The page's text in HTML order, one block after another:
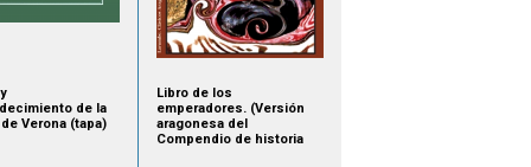
de la
Verona (tapa)
Libro de los
emperadores. (Versión
aragonesa del
Compendio de historia